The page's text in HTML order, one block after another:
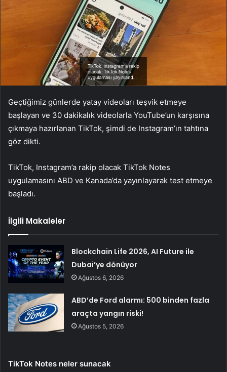
Geçtiğimiz günlerde yatay videoları teşvik etmeye
başlayan ve 30 dakikalık videolarla YouTube’un karşısına
çıkmaya hazırlanan TikTok, şimdi de Instagram’ın tahtına
göz dikti.
TikTok, Instagram’a rakip olacak TikTok Notes
uygulamasını ABD ve Kanada’da yayınlayarak test etmeye
başladı.
İlgili Makaleler
Blockchain Life 2026, AI Future ile
Dubai’ye dönüyor
Ağustos 6, 2026
ABD’de Ford alarmı: 500 binden fazla
araçta yangın riski!
Ağustos 5, 2026
TikTok Notes neler sunacak